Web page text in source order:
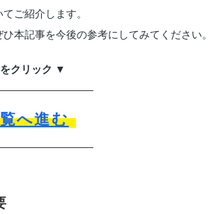
ご紹介します。
本記事を今後の参考にしてみてください。
クリック ▼
へ進む